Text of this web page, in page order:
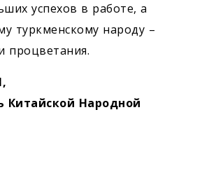
успехов в работе, а
туркменскому народу –
процветания.
Китайской Народной